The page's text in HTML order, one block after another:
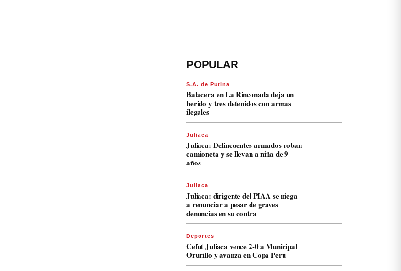
POPULAR
S.A. de Putina
Balacera en La Rinconada deja un
herido y tres detenidos con armas
ilegales
Juliaca
Juliaca: Delincuentes armados roban
camioneta y se llevan a niña de 9
años
Juliaca
Juliaca: dirigente del PIAA se niega
a renunciar a pesar de graves
denuncias en su contra
Deportes
Cefut Juliaca vence 2-0 a Municipal
Orurillo y avanza en Copa Perú